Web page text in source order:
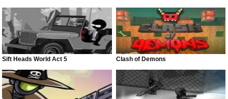
Sift Heads World Act 5 Clash of Demons